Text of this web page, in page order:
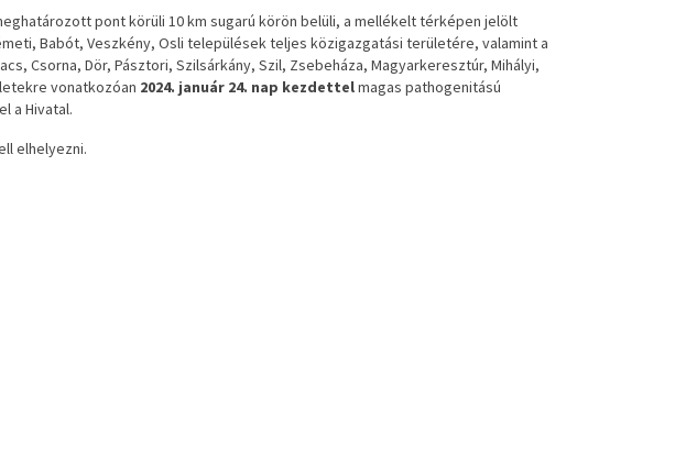
pont körüli 10 km sugarú körön belüli, a mellékelt térképen jelölt
Babót, Veszkény, Osli települések teljes közigazgatási területére, valamint a
Csorna, Dör, Pásztori, Szilsárkány, Szil, Zsebeháza, Magyarkeresztúr, Mihályi,
vonatkozóan 2024. január 24. nap kezdettelmagas pathogenitású
a Hivatal.
elhelyezni.